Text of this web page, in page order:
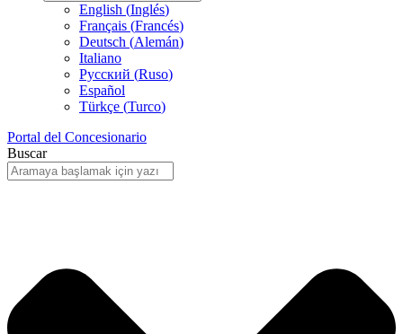
English (Inglés)
Français (Francés)
Deutsch (Alemán)
Italiano
Русский (Ruso)
Español
Türkçe (Turco)
Portal del Concesionario
Buscar